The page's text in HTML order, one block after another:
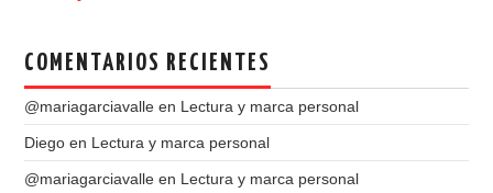
COMENTARIOS RECIENTES
@mariagarciavalle en Lectura y marca personal
Diego en Lectura y marca personal
@mariagarciavalle en Lectura y marca personal